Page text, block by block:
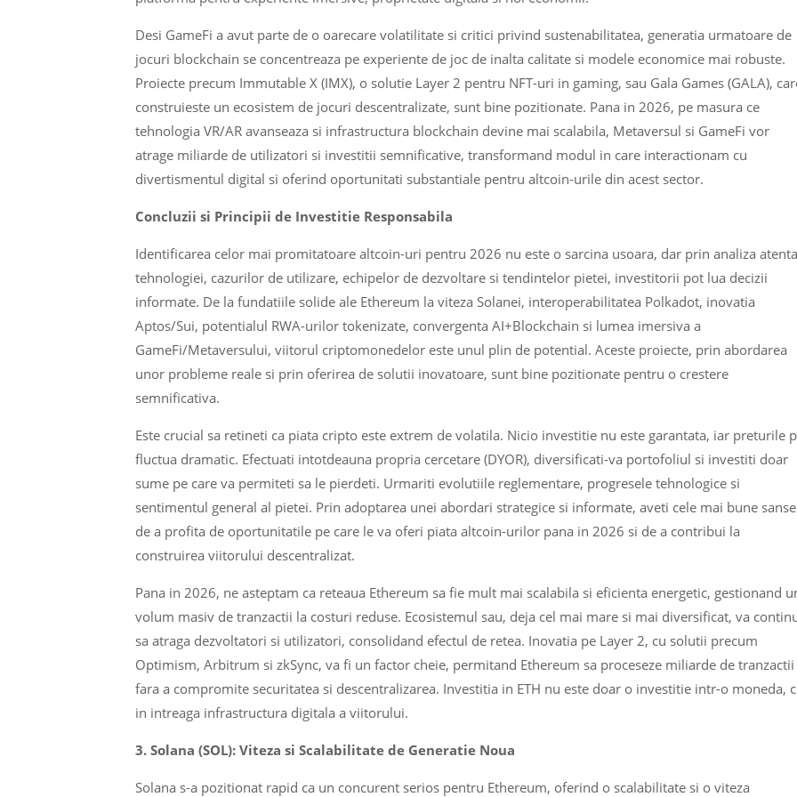
Desi GameFi a avut parte de o oarecare volatilitate si critici privind sustenabilitatea, generatia urmatoare de
jocuri blockchain se concentreaza pe experiente de joc de inalta calitate si modele economice mai robuste.
Proiecte precum Immutable X (IMX), o solutie Layer 2 pentru NFT-uri in gaming, sau Gala Games (GALA),
construieste un ecosistem de jocuri descentralizate, sunt bine pozitionate. Pana in 2026, pe masura ce
tehnologia VR/AR avanseaza si infrastructura blockchain devine mai scalabila, Metaversul si GameFi vor
atrage miliarde de utilizatori si investitii semnificative, transformand modul in care interactionam cu
divertismentul digital si oferind oportunitati substantiale pentru altcoin-urile din acest sector.
Concluzii si Principii de Investitie Responsabila
Identificarea celor mai promitatoare altcoin-uri pentru 2026 nu este o sarcina usoara, dar prin analiza
tehnologiei, cazurilor de utilizare, echipelor de dezvoltare si tendintelor pietei, investitorii pot lua decizii
informate. De la fundatiile solide ale Ethereum la viteza Solanei, interoperabilitatea Polkadot, inovatia
Aptos/Sui, potentialul RWA-urilor tokenizate, convergenta AI+Blockchain si lumea imersiva a
GameFi/Metaversului, viitorul criptomonedelor este unul plin de potential. Aceste proiecte, prin abordarea
unor probleme reale si prin oferirea de solutii inovatoare, sunt bine pozitionate pentru o crestere
semnificativa.
Este crucial sa retineti ca piata cripto este extrem de volatila. Nicio investitie nu este garantata, iar preturile
fluctua dramatic. Efectuati intotdeauna propria cercetare (DYOR), diversificati-va portofoliul si investiti doar
sume pe care va permiteti sa le pierdeti. Urmariti evolutiile reglementare, progresele tehnologice si
sentimentul general al pietei. Prin adoptarea unei abordari strategice si informate, aveti cele mai bune sanse
de a profita de oportunitatile pe care le va oferi piata altcoin-urilor pana in 2026 si de a contribui la
construirea viitorului descentralizat.
Pana in 2026, ne asteptam ca reteaua Ethereum sa fie mult mai scalabila si eficienta energetic, gestionand
volum masiv de tranzactii la costuri reduse. Ecosistemul sau, deja cel mai mare si mai diversificat, va
sa atraga dezvoltatori si utilizatori, consolidand efectul de retea. Inovatia pe Layer 2, cu solutii precum
Optimism, Arbitrum si zkSync, va fi un factor cheie, permitand Ethereum sa proceseze miliarde de tranzactii
fara a compromite securitatea si descentralizarea. Investitia in ETH nu este doar o investitie intr-o moneda,
in intreaga infrastructura digitala a viitorului.
3. Solana (SOL): Viteza si Scalabilitate de Generatie Noua
Solana s-a pozitionat rapid ca un concurent serios pentru Ethereum, oferind o scalabilitate si o viteza